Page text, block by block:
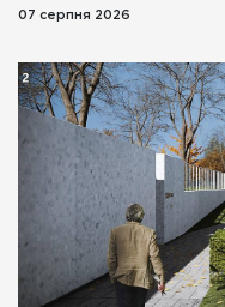
07 серпня 2026